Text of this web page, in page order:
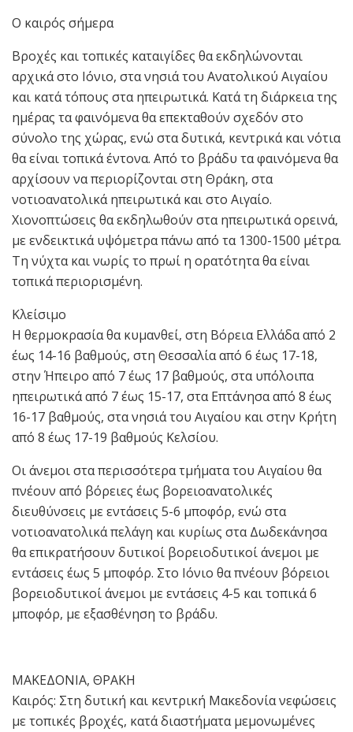
Ο καιρός σήμερα
Bροχές και τοπικές καταιγίδες θα εκδηλώνονται
αρχικά στο Ιόνιο, στα νησιά του Ανατολικού Αιγαίου
και κατά τόπους στα ηπειρωτικά. Κατά τη διάρκεια της
ημέρας τα φαινόμενα θα επεκταθούν σχεδόν στο
σύνολο της χώρας, ενώ στα δυτικά, κεντρικά και νότια
θα είναι τοπικά έντονα. Από το βράδυ τα φαινόμενα θα
αρχίσουν να περιορίζονται στη Θράκη, στα
νοτιοανατολικά ηπειρωτικά και στο Αιγαίο.
Χιονοπτώσεις θα εκδηλωθούν στα ηπειρωτικά ορεινά,
με ενδεικτικά υψόμετρα πάνω από τα 1300-1500 μέτρα.
Τη νύχτα και νωρίς το πρωί η ορατότητα θα είναι
τοπικά περιορισμένη.
Κλείσιμο
Η θερμοκρασία θα κυμανθεί, στη Βόρεια Ελλάδα από 2
έως 14-16 βαθμούς, στη Θεσσαλία από 6 έως 17-18,
στην Ήπειρο από 7 έως 17 βαθμούς, στα υπόλοιπα
ηπειρωτικά από 7 έως 15-17, στα Επτάνησα από 8 έως
16-17 βαθμούς, στα νησιά του Αιγαίου και στην Κρήτη
από 8 έως 17-19 βαθμούς Κελσίου.
Οι άνεμοι στα περισσότερα τμήματα του Αιγαίου θα
πνέουν από βόρειες έως βορειοανατολικές
διευθύνσεις με εντάσεις 5-6 μποφόρ, ενώ στα
νοτιοανατολικά πελάγη και κυρίως στα Δωδεκάνησα
θα επικρατήσουν δυτικοί βορειοδυτικοί άνεμοι με
εντάσεις έως 5 μποφόρ. Στο Ιόνιο θα πνέουν βόρειοι
βορειοδυτικοί άνεμοι με εντάσεις 4-5 και τοπικά 6
μποφόρ, με εξασθένηση το βράδυ.
ΜΑΚΕΔΟΝΙΑ, ΘΡΑΚΗ
Καιρός: Στη δυτική και κεντρική Μακεδονία νεφώσεις
με τοπικές βροχές, κατά διαστήματα μεμονωμένες